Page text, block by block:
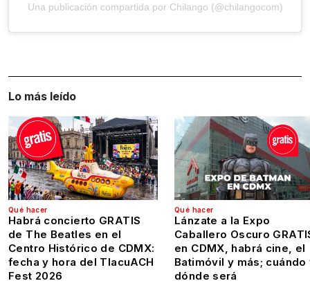
Una publicación compartida por Chilango (@chilangocom)
Lo más leído
Qué hacer
Habrá concierto GRATIS
de The Beatles en el
Centro Histórico de CDMX:
fecha y hora del TlacuACH
Fest 2026
Qué hacer
Lánzate a la Expo
Caballero Oscuro
en CDMX, habrá cine, el
Batimóvil y más; cuándo
dónde será